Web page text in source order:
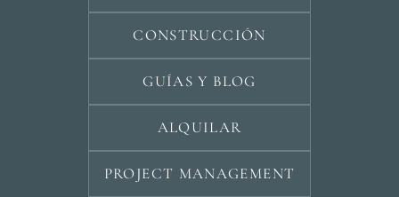
CONSTRUCCIÓN
GUÍAS Y BLOG
ALQUILAR
PROJECT MANAGEMENT